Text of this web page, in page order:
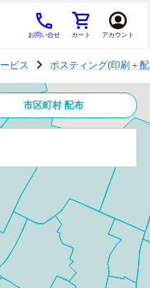
お問い合せ カート アカウント
ビス ポスティング(印刷＋
市区町村 配布